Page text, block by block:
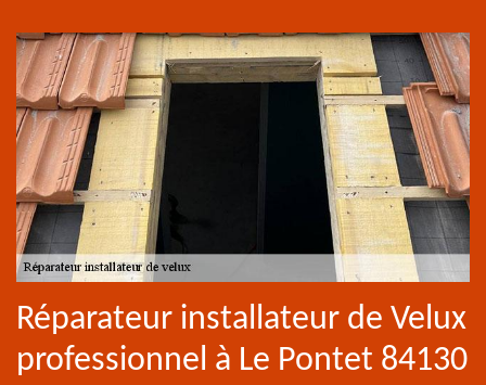
Réparateur installateur de Velux
professionnel à Le Pontet 84130